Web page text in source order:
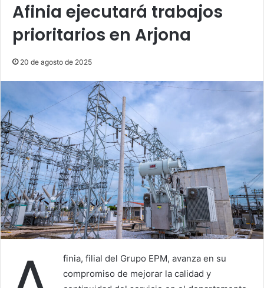
Afinia ejecutará trabajos
prioritarios en Arjona
20 de agosto de 2025
finia, filial del Grupo EPM, avanza en su
compromiso de mejorar la calidad y